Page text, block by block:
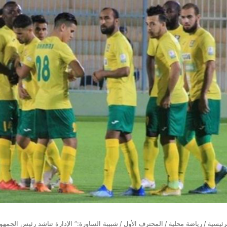
/ رياضة محلية / المحترف الأول / شبيبة الساورة:” الإدارة تناشد رئيس